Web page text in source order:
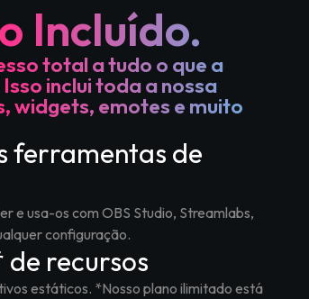
Incluído.
total a tudo o que a
inclui toda a nossa
widgets, emotes e muito
ferramentas de
e usa-os com OBS Studio, Streamlabs,
configuração.
recursos
estáticos. *Nosso plano ilimitado está